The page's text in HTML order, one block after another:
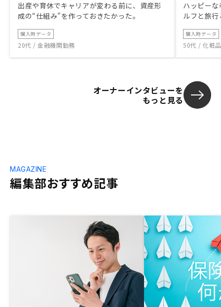
出産や育休でキャリアが変わる前に、資産形
成の“仕組み”を作っておきたかった。
購入時データ
20代 / 金融機関勤務
ハッピー
ルフと旅
購入時データ
50代 / 化粧
オーナーインタビューを
もっと見る
編集部おすすめ記事
MAGAZINE